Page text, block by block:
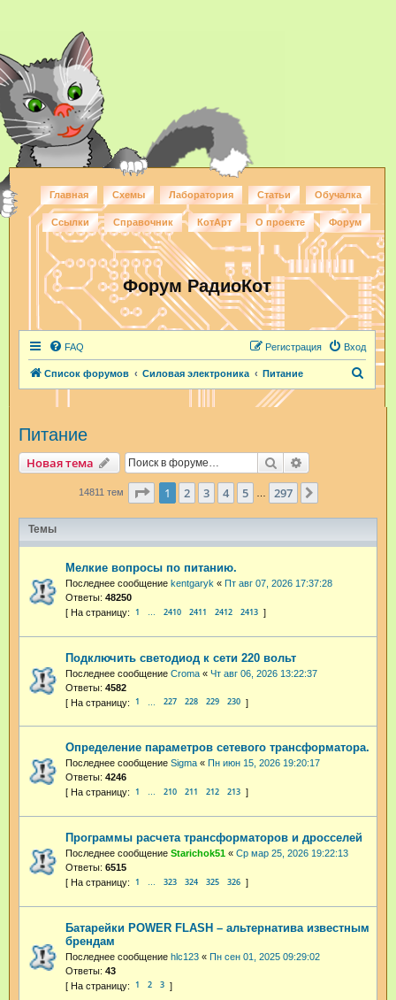
Главная Схемы Лаборатория Статьи Обучалка
Ссылки Справочник КотАрт О проекте Форум
Форум РадиоКот
FAQ Вход
Регистрация
Список форумов Силовая электроника Питание
Питание
Новая тема Поиск
14811 тем Страница из 297
1 2 3 4 5 297
Темы
Мелкие вопросы по питанию.
Последнее сообщение kentgaryk « Пт авг 07, 2026 17:37:28
Ответы: 48250
1 … 2410 2411 2412 2413
Подключить светодиод к сети 220 вольт
Последнее сообщение Croma « Чт авг 06, 2026 13:22:37
Ответы: 4582
1 227 228 229 230
Определение параметров сетевого трансформатора.
Последнее сообщение Sigma « Пн июн 15, 2026 19:20:17
Ответы: 4246
1 … 210 211 212 213
Программы расчета трансформаторов и дросселей
Последнее сообщение Starichok51 « Ср мар 25, 2026 19:22:13
Ответы: 6515
1 … 323 324 325 326
Батарейки POWER FLASH – альтернатива известным
брендам
Последнее сообщение hlc123 « Пн сен 01, 2025 09:29:02
Ответы: 43
1 2 3